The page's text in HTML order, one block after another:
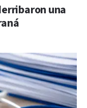
una